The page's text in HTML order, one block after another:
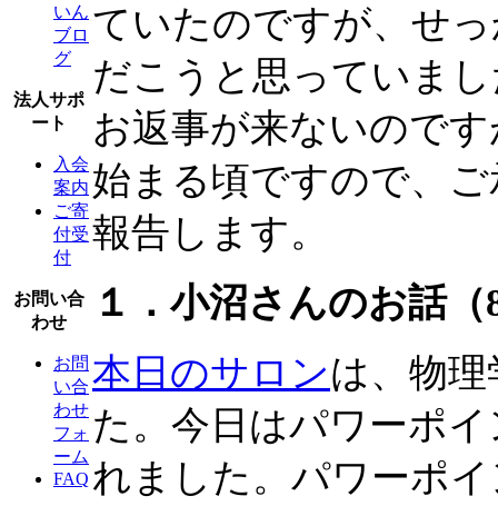
いん
ブロ
グ
法人サポ
ート
入会
案内
ご寄
付受
付
お問い合
わせ
お問
い合
わせ
フォ
ーム
FAQ
ていたのですが、せ
だこうと思っていま
お返事が来ないので
始まる頃ですので、
報告します。
１．小沼さんのお話
本日のサロンは、物
た。今日はパワーポ
れました。パワーポ